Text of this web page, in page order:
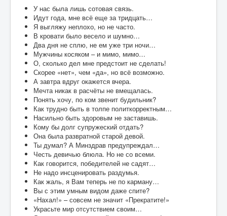
Дети войны вспоминают
Имя
Ищу родных
Литературная гостиная
Ликбез Мишпохи
Чтобы это никогда не повторилось!
Память
Почта Мишпохи
Родословная
Редакционный подвальчик
Мартиролог
Кухня Мишпохи
Гостевая книга
У нас была лишь сотовая связь.
Идут года, мне всё еще за тридцать…
Я выгляжу неплохо, но не часто.
В кровати было весело и шумно…
Два дня не сплю, не ем уже три ночи…
Мужчины косяком – и мимо, мимо…
О, сколько дел мне предстоит не сделать!
Скорее «нет», чем «да», но всё возможно.
А завтра вдруг окажется вчера.
Мечта никак в расчёты не вмещалась.
Понять хочу, по ком звенит будильник?
Как трудно быть в толпе политкорректным…
Насильно быть здоровым не заставишь.
Кому бы долг супружеский отдать?
Она была развратной старой девой.
Ты думал? А Минздрав предупреждал…
Честь девичью блюла. Но не со всеми.
Как говорится, победителей не садят…
Не надо инсценировать раздумья.
Как жаль, я Вам теперь не по карману…
Вы с этим умным видом даже спите?
«Нахал!» – совсем не значит «Прекратите!»
Украсьте мир отсутствием своим…